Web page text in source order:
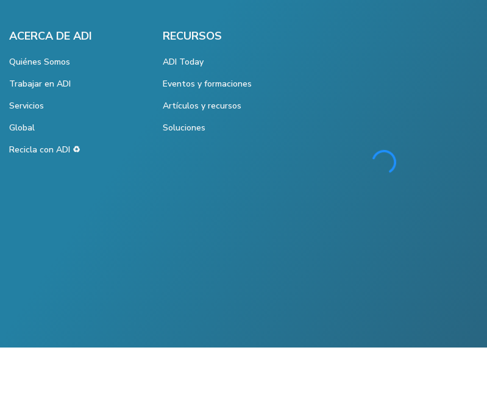
ACERCA DE ADI
Quiénes Somos
Trabajar en ADI
Servicios
Global
Recicla con ADI ♻️
RECURSOS
ADI Today
Eventos y formaciones
Artículos y recursos
Soluciones